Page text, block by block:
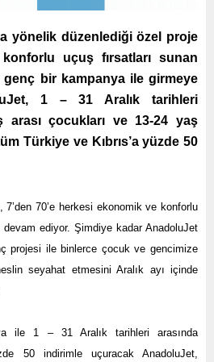
yönelik düzenlediği özel proje
uçuş fırsatları sunan
genç bir kampanya ile girmeye
1 – 31 Aralık tarihleri
arası çocukları ve 13-24 yaş
Türkiye ve Kıbrıs’a yüzde 50
7’den 70’e herkesi ekonomik ve konforlu
ediyor. Şimdiye kadar AnadoluJet
projesi ile binlerce çocuk ve gencimize
seyahat etmesini Aralık ayı içinde
ile 1 – 31 Aralık tarihleri arasında
50 indirimle uçuracak AnadoluJet,